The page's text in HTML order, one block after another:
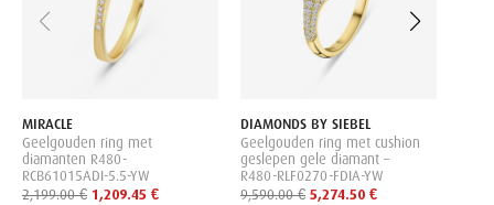
MIRACLE
Geelgouden ring met
diamanten R480-
RCB61015ADI-5.5-YW
2,199.00 € 1,209.45 €
DIAMONDS BY SIEBEL
Geelgouden ring met cushion
geslepen gele diamant –
R480-RLF0270-FDIA-YW
9,590.00 € 5,274.50 €